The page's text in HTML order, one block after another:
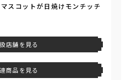
スコットが日焼けモンチッチ
店舗を見る
商品を見る